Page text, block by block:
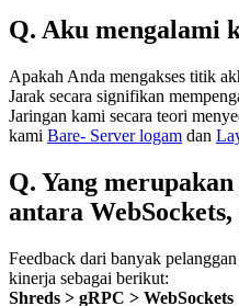
Q. Aku mengalami
Apakah Anda mengakses titik
Jarak secara signifikan
Jaringan kami secara teori
kami Bare- Server logam dan
Q. Yang
antara
Feedback dari banyak
kinerja sebagai berikut:
Shreds > gRPC > WebSockets